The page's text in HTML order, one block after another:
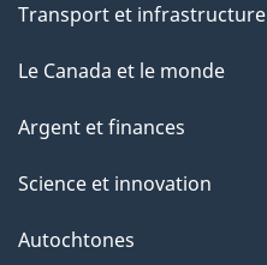
Transport et infrastructure
Le Canada et le monde
Argent et finances
Science et innovation
Autochtones